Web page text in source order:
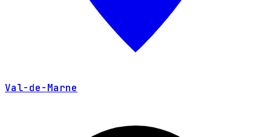
Val-de-Marne